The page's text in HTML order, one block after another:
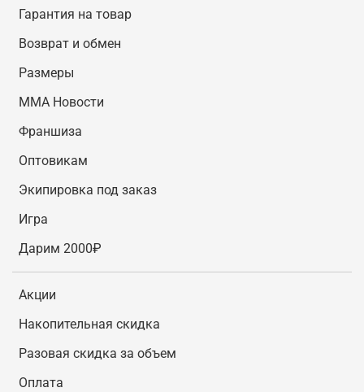
Гарантия на товар
Возврат и обмен
Размеры
MMA Новости
Франшиза
Оптовикам
Экипировка под заказ
Игра
Дарим 2000₽
Акции
Накопительная скидка
Разовая скидка за объем
Оплата